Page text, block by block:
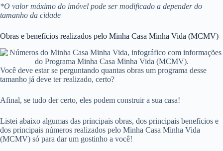
*O valor máximo do imóvel pode ser modificado a depender do
tamanho da cidade
Obras e benefícios realizados pelo Minha Casa Minha Vida (MCMV)
Você deve estar se perguntando quantas obras um programa desse
tamanho já deve ter realizado, certo?
Afinal, se tudo der certo, eles podem construir a sua casa!
Listei abaixo algumas das principais obras, dos principais benefícios e
dos principais números realizados pelo Minha Casa Minha Vida
(MCMV) só para dar um gostinho a você!